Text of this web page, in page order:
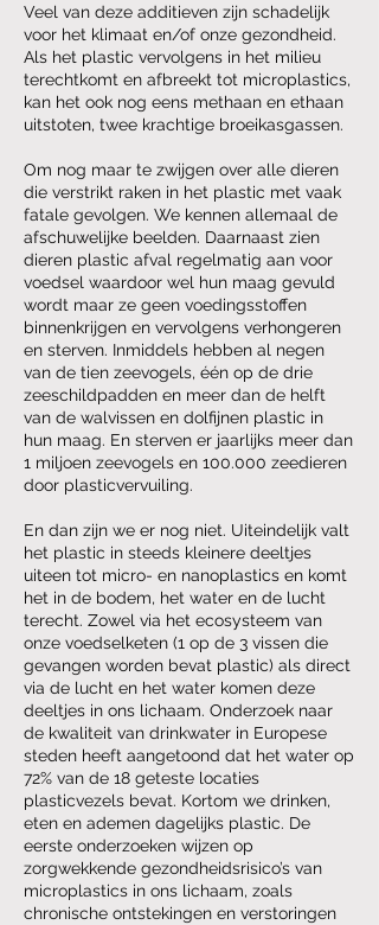
Veel van deze additieven zijn schadelijk
voor het klimaat en/of onze gezondheid.
Als het plastic vervolgens in het milieu
terechtkomt en afbreekt tot microplastics,
kan het ook nog eens methaan en ethaan
uitstoten, twee krachtige broeikasgassen.
Om nog maar te zwijgen over alle dieren
die verstrikt raken in het plastic met vaak
fatale gevolgen. We kennen allemaal de
afschuwelijke beelden. Daarnaast zien
dieren plastic afval regelmatig aan voor
voedsel waardoor wel hun maag gevuld
wordt maar ze geen voedingsstoffen
binnenkrijgen en vervolgens verhongeren
en sterven. Inmiddels hebben al negen
van de tien zeevogels, één op de drie
zeeschildpadden en meer dan de helft
van de walvissen en dolfijnen plastic in
hun maag. En sterven er jaarlijks meer dan
1 miljoen zeevogels en 100.000 zeedieren
door plasticvervuiling.
En dan zijn we er nog niet. Uiteindelijk valt
het plastic in steeds kleinere deeltjes
uiteen tot micro- en nanoplastics en komt
het in de bodem, het water en de lucht
terecht. Zowel via het ecosysteem van
onze voedselketen (1 op de 3 vissen die
gevangen worden bevat plastic) als direct
via de lucht en het water komen deze
deeltjes in ons lichaam. Onderzoek naar
de kwaliteit van drinkwater in Europese
steden heeft aangetoond dat het water op
72% van de 18 geteste locaties
plasticvezels bevat. Kortom we drinken,
eten en ademen dagelijks plastic. De
eerste onderzoeken wijzen op
zorgwekkende gezondheidsrisico’s van
microplastics in ons lichaam, zoals
chronische ontstekingen en verstoringen